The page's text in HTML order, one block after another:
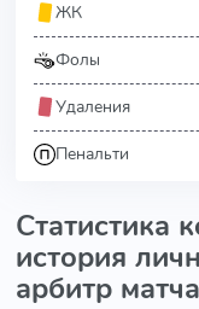
ЖК
Фолы
Удаления
Пенальти
Статистика
история
арбитр матча